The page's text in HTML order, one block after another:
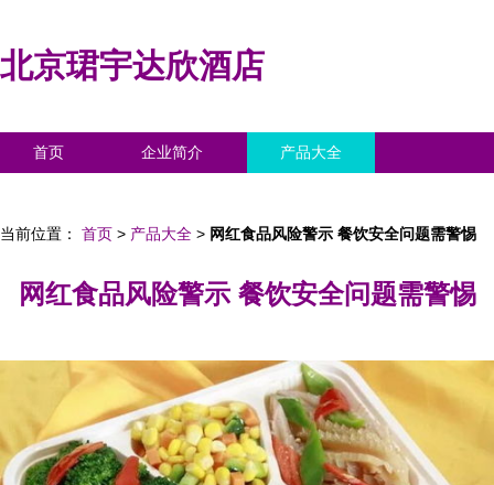
北京珺宇达欣酒店
首页 企业简介 产品大全
当前位置： 首页 > 产品大全 > 网红食品风险警示 餐饮安全问题需警惕
网红食品风险警示 餐饮安全问题需警惕